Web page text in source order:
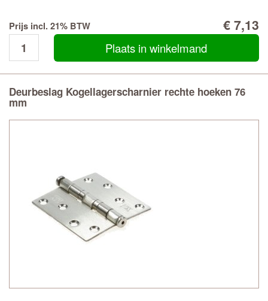
Prijs incl. 21% BTW € 7,13
Plaats in winkelmand
Deurbeslag Kogellagerscharnier rechte hoeken 76
mm